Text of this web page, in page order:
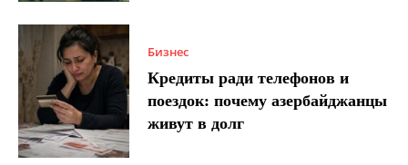
Бизнес
Кредиты ради телефонов и
поездок: почему азербайджанцы
живут в долг